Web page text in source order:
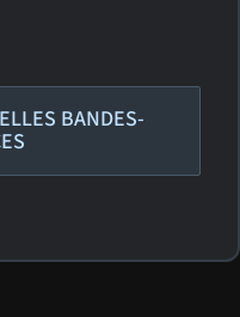
BANDES-